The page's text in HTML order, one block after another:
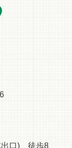
出口) 徒歩8